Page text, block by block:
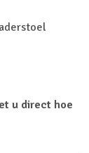
u direct hoe